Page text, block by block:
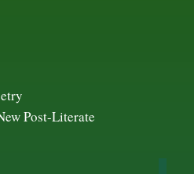
Post-Literate